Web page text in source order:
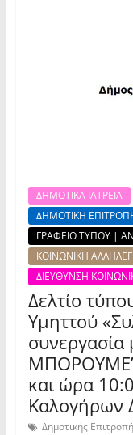
ΔΗΜΟΤΙΚΑ ΙΑΤΡΕΙΑ
ΔΗΜΟΤΙΚΗ
ΓΡΑΦΕΙΟ ΤΥΠΟΥ |
ΚΟΙΝΩΝΙΚΗ
ΔΙΕΥΘΥΝΣΗ
Δελτίο
Υμηττού
συνεργασία
και ώρα
Καλογήρων
Δημοτικής